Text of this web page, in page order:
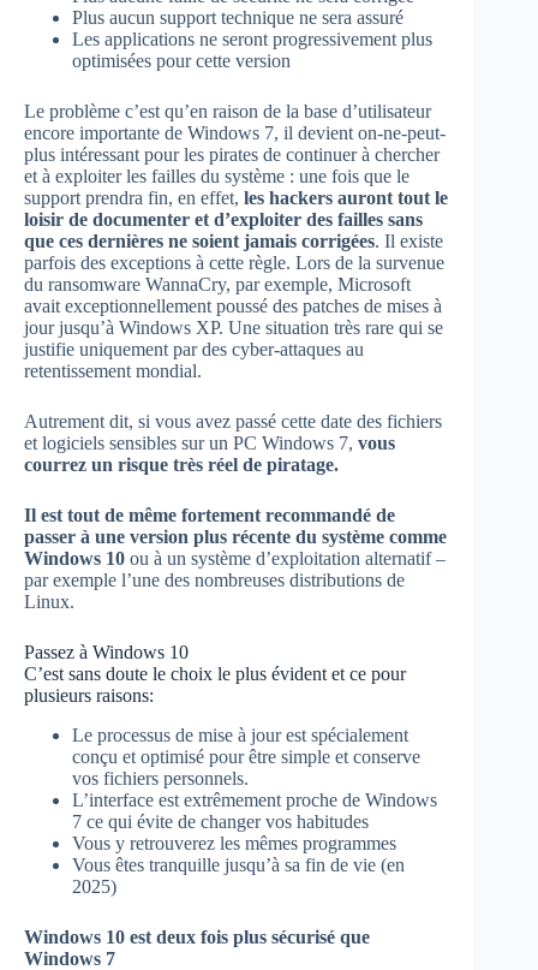
Plus aucun support technique ne sera assuré
Les applications ne seront progressivement plus
optimisées pour cette version
Le problème c’est qu’en raison de la base d’utilisateur
encore importante de Windows 7, il devient on-ne-peut-
plus intéressant pour les pirates de continuer à chercher
et à exploiter les failles du système : une fois que le
support prendra fin, en effet, les hackers auront tout le
loisir de documenter et d’exploiter des failles sans
que ces dernières ne soient jamais corrigées. Il existe
parfois des exceptions à cette règle. Lors de la survenue
du ransomware WannaCry, par exemple, Microsoft
avait exceptionnellement poussé des patches de mises à
jour jusqu’à Windows XP. Une situation très rare qui se
justifie uniquement par des cyber-attaques au
retentissement mondial.
Autrement dit, si vous avez passé cette date des fichiers
et logiciels sensibles sur un PC Windows 7, vous
courrez un risque très réel de piratage.
Il est tout de même fortement recommandé de
passer à une version plus récente du système comme
Windows 10 ou à un système d’exploitation alternatif –
par exemple l’une des nombreuses distributions de
Linux.
Passez à Windows 10
C’est sans doute le choix le plus évident et ce pour
plusieurs raisons:
Le processus de mise à jour est spécialement
conçu et optimisé pour être simple et conserve
vos fichiers personnels.
L’interface est extrêmement proche de Windows
7 ce qui évite de changer vos habitudes
Vous y retrouverez les mêmes programmes
Vous êtes tranquille jusqu’à sa fin de vie (en
2025)
Windows 10 est deux fois plus sécurisé que
Windows 7